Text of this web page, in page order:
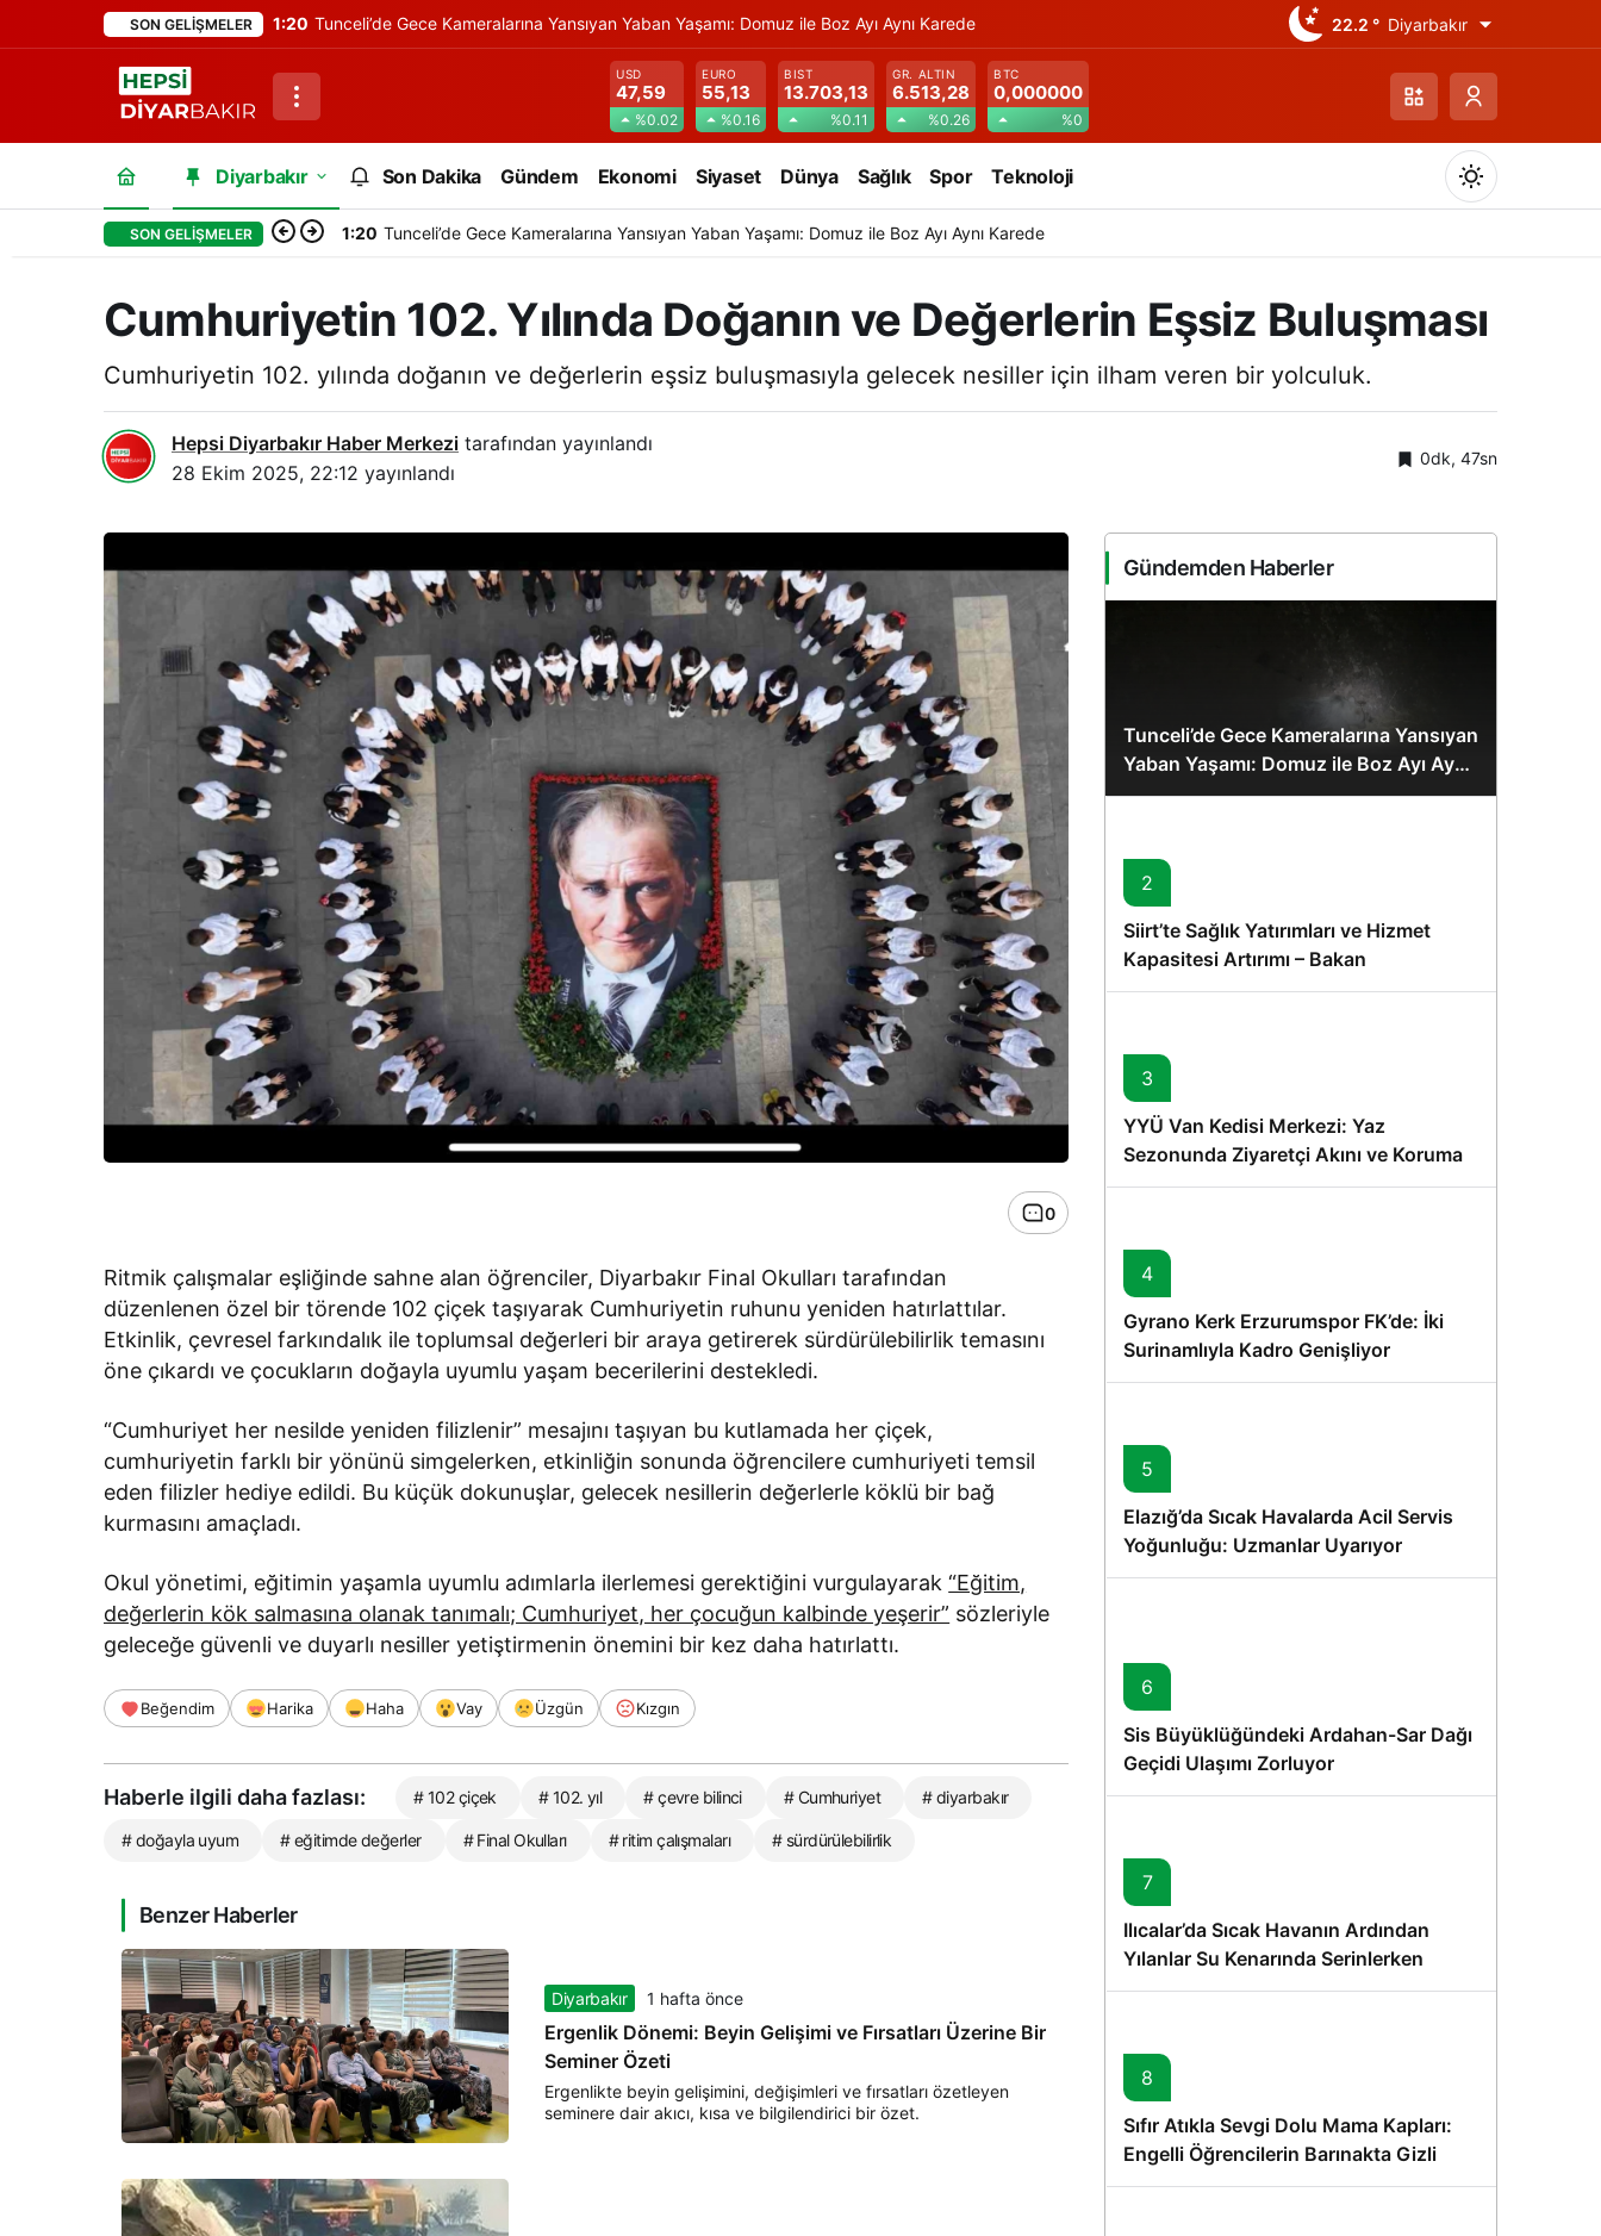
SON GELIŞMELER 1:20 Tunceli’de Gece Kameralarına Yansıyan Yaban Yaşamı: Domuz ile Boz Ayı Aynı Karede 22.2 ° Diyarbakır
USD
47,59
%0.02
EURO
55,13
%0.16
BIST
13.703,13
%0.11
GR. ALTIN
6.513,28
%0.26
BTC
0,000000
%0
Diyarbakır Son Dakika Gündem Ekonomi Siyaset Dünya Sağlık Spor Teknoloji
Gündüz Modu
Gündüz modunu seçin.
Sistem Modu
Sistem modunu seçin.
SON GELIŞMELER 1:20 Tunceli’de Gece Kameralarına Yansıyan Yaban Yaşamı: Domuz ile Boz Ayı Aynı Karede
Cumhuriyetin 102. Yılında Doğanın ve Değerlerin Eşsiz Buluşması
Cumhuriyetin 102. yılında doğanın ve değerlerin eşsiz buluşmasıyla gelecek nesiller için ilham veren bir yolculuk.
Hepsi Diyarbakır Haber Merkezi tarafından yayınlandı
28 Ekim 2025, 22:12 yayınlandı
0dk, 47sn
0
Ritmik çalışmalar eşliğinde sahne alan öğrenciler, Diyarbakır Final Okulları tarafından
düzenlenen özel bir törende 102 çiçek taşıyarak Cumhuriyetin ruhunu yeniden hatırlattılar.
Etkinlik, çevresel farkındalık ile toplumsal değerleri bir araya getirerek sürdürülebilirlik temasını
öne çıkardı ve çocukların doğayla uyumlu yaşam becerilerini destekledi.
“Cumhuriyet her nesilde yeniden filizlenir” mesajını taşıyan bu kutlamada her çiçek,
cumhuriyetin farklı bir yönünü simgelerken, etkinliğin sonunda öğrencilere cumhuriyeti temsil
eden filizler hediye edildi. Bu küçük dokunuşlar, gelecek nesillerin değerlerle köklü bir bağ
kurmasını amaçladı.
Okul yönetimi, eğitimin yaşamla uyumlu adımlarla ilerlemesi gerektiğini vurgulayarak“Eğitim,
değerlerin kök salmasına olanak tanımalı; Cumhuriyet, her çocuğun kalbinde yeşerir” sözleriyle
geleceğe güvenli ve duyarlı nesiller yetiştirmenin önemini bir kez daha hatırlattı.
Beğendim Harika Haha Vay Üzgün Kızgın
Haberle ilgili daha fazlası: # 102 çiçek # 102. yıl # çevre bilinci # Cumhuriyet # diyarbakır
# doğayla uyum # eğitimde değerler # Final Okulları # ritim çalışmaları # sürdürülebilirlik
Benzer Haberler
Diyarbakır 1 hafta önce
Ergenlik Dönemi: Beyin Gelişimi ve Fırsatları Üzerine Bir
Seminer Özeti
Ergenlikte beyin gelişimini, değişimleri ve fırsatları özetleyen
seminere dair akıcı, kısa ve bilgilendirici bir özet.
Gündemden Haberler
Tunceli’de Gece Kameralarına Yansıyan
Yaban Yaşamı: Domuz ile Boz Ayı Aynı
Karede
2
Siirt’te Sağlık Yatırımları ve Hizmet
Kapasitesi Artırımı – Bakan
Memişoğlu’nun Ziyareti
3
YYÜ Van Kedisi Merkezi: Yaz
Sezonunda Ziyaretçi Akını ve Koruma
Vurgusu
4
Gyrano Kerk Erzurumspor FK’de: İki
Surinamlıyla Kadro Genişliyor
5
Elazığ’da Sıcak Havalarda Acil Servis
Yoğunluğu: Uzmanlar Uyarıyor
6
Sis Büyüklüğündeki Ardahan-Sar Dağı
Geçidi Ulaşımı Zorluyor
7
Ilıcalar’da Sıcak Havanın Ardından
Yılanlar Su Kenarında Serinlerken
Görüntülendi
8
Sıfır Atıkla Sevgi Dolu Mama Kapları:
Engelli Öğrencilerin Barınakta Gizli
Dostları İçin Gönüllü Proje